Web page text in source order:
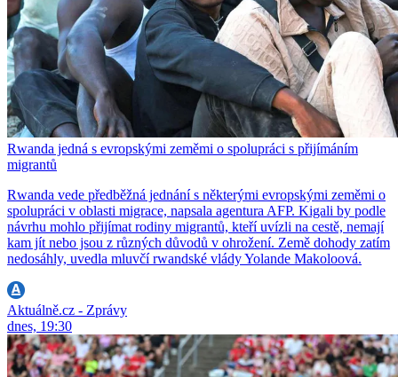
Rwanda jedná s evropskými zeměmi o spolupráci s přijímáním
migrantů
Rwanda vede předběžná jednání s některými evropskými zeměmi o
spolupráci v oblasti migrace, napsala agentura AFP. Kigali by podle
návrhu mohlo přijímat rodiny migrantů, kteří uvízli na cestě, nemají
kam jít nebo jsou z různých důvodů v ohrožení. Země dohody zatím
nedosáhly, uvedla mluvčí rwandské vlády Yolande Makoloová.
Aktuálně.cz - Zprávy
dnes, 19:30